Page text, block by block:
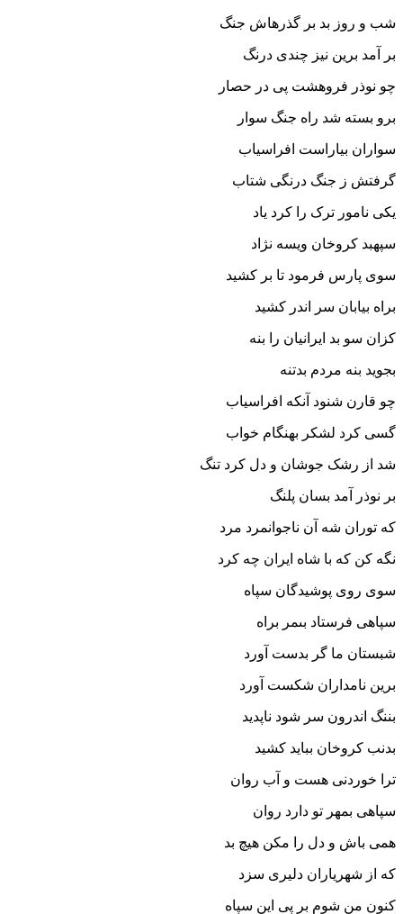
شب و روز بد بر گذرهاش جنگ
بر آمد برین نیز چندى درنگ‏
چو نوذر فروهشت پى در حصار
برو بسته شد راه جنگ سوار
سواران بیاراست افراسیاب
گرفتش ز جنگ درنگى شتاب‏
یکى نامور ترک را کرد یاد
سپهبد کروخان ویسه نژاد
سوى پارس فرمود تا بر کشید
براه بیابان سر اندر کشید
کزان سو بد ایرانیان را بنه
بجوید بنه مردم بدتنه‏
چو قارن شنود آنکه افراسیاب
گسى کرد لشکر بهنگام خواب‏
شد از رشک جوشان و دل کرد تنگ
بر نوذر آمد بسان پلنگ‏
که توران شه آن ناجوانمرد مرد
نگه کن که با شاه ایران چه کرد
سوى روى پوشیدگان سپاه
سپاهى فرستاد بى‏مر براه‏
شبستان ما گر بدست آورد
برین نامداران شکست آورد
بننگ اندرون سر شود ناپدید
بدنب کروخان بباید کشید
ترا خوردنى هست و آب روان
سپاهى بمهر تو دارد روان‏
همى باش و دل را مکن هیچ بد
که از شهریاران دلیرى سزد
کنون من شوم بر پى این سپاه